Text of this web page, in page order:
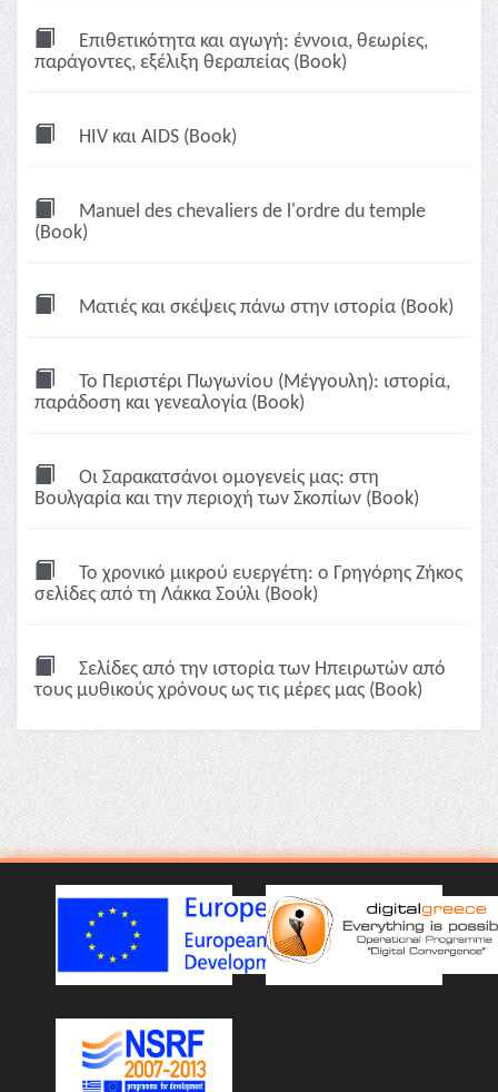
Επιθετικότητα και αγωγή: έννοια, θεωρίες,
παράγοντες, εξέλιξη θεραπείας (Book)
HIV και AIDS (Book)
Manuel des chevaliers de l'ordre du temple
(Book)
Ματιές και σκέψεις πάνω στην ιστορία (Book)
Το Περιστέρι Πωγωνίου (Μέγγουλη): ιστορία,
παράδοση και γενεαλογία (Book)
Οι Σαρακατσάνοι ομογενείς μας: στη
Βουλγαρία και την περιοχή των Σκοπίων (Book)
Το χρονικό μικρού ευεργέτη: ο Γρηγόρης Ζήκος
σελίδες από τη Λάκκα Σούλι (Book)
Σελίδες από την ιστορία των Ηπειρωτών από
τους μυθικούς χρόνους ως τις μέρες μας (Book)